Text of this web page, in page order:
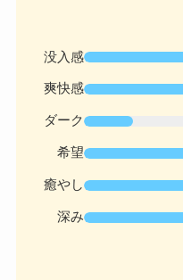
没入感
爽快感
ダーク
希望
癒やし
深み